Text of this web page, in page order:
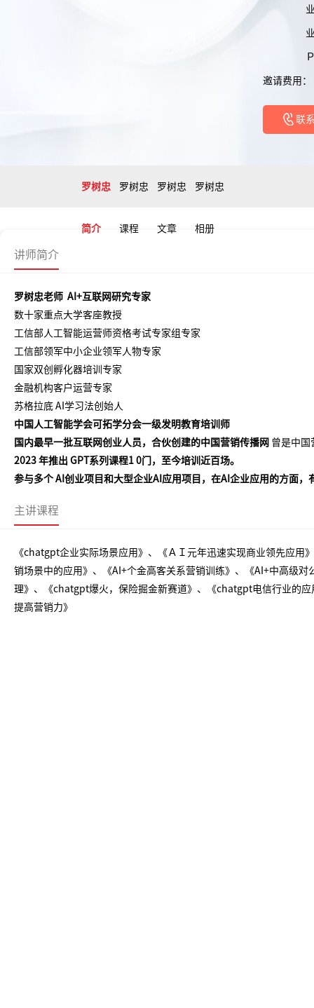
邀请费用
联
罗树忠
简介
罗树忠
课程
罗树忠
文章
罗树忠
相册
讲师简介
罗树忠老师 AI+互联网研究专家
数十家重点大学客座教授
工信部人工智能运营师资格考试专家组专家
工信部领军中小企业领军人物专家
国家双创孵化器培训专家
金融机构客户运营专家
苏格拉底 AI学习法创始人
中国人工智能学会可拓学分会一级发明教育培训师
国内最早一批互联网创业人员，合伙创建的中国营销传播网 曾是中国
2023 年推出 GPT系列课程1 0门，至今培训近百场。
参与多个 AI创业项目和大型企业AI应用项目，在AI企业应用的方面
主讲课程
《chatgpt企业实际场景应用》、《ＡＩ元年迅速实现商业领先应
销场景中的应用》、《AI+个金高客关系营销训练》、《AI+中高级
理》、《chatgpt爆火，保险掘金新赛道》、《chatgpt电信行业的
提高营销力》